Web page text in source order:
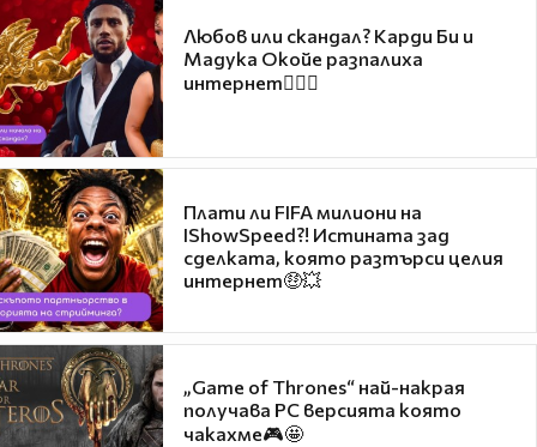
Любов или скандал? Карди Би и
Мадука Окойе разпалиха
интернет❤️‍🔥🔥
Плати ли FIFA милиони на
IShowSpeed?! Истината зад
сделката, която разтърси целия
интернет🤑💥
„Game of Thrones“ най-накрая
получава PC версията която
чакахме🎮🤩